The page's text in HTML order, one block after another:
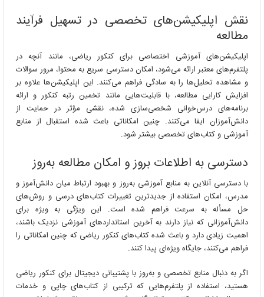
نقش اپلیکیشن‌های تخصصی در تسهیل فرآیند
مطالعه
اپلیکیشن‌های آموزشی اختصاصی برای کنکور ریاضی، مانند آنچه در
پلتفرم‌های معتبر ارائه می‌شود، امکان دسترسی سریع به محتوا، مرور سوالات
و مشاهده تحلیل‌ها را به سادگی فراهم می‌کنند. این اپلیکیشن‌ها علاوه بر
افزایش کارایی مطالعه، با قابلیت‌هایی مانند تخمین رتبه کنکور و ارائه
برنامه‌های درس‌خوانی شخصی‌سازی شده، نقشی مؤثر در حمایت از
دانش‌آموزان ایفا می‌کنند. چنین امکاناتی باعث شده استقبال از منابع
آموزشی و کتاب‌های تخصصی بیشتر شود.
دسترسی به اطلاعات بروز و امکان مطالعه به‌روز
با دسترسی آنلاین به منابع آموزشی به‌روز و بهبود ارتباط میان دانش‌آموز و
مدرس، امکان استفاده از جدیدترین تغییرات کتاب‌های درسی و روش‌های
حل مسأله به سرعت فراهم شده است. این ویژگی به ویژه برای
دانش‌آموزانی که نیاز دارند به آخرین استانداردهای آموزشی نزدیک باشند،
اهمیت زیادی دارد و باعث شده کتاب‌های کنکور ریاضی که چنین امکاناتی را
فراهم می‌کنند، جایگاه ویژه‌ای پیدا کنند.
اگر به دنبال منابع تخصصی و به‌روز با پشتیبانی دیجیتال برای کنکور ریاضی
هستید، استفاده از پلتفرم‌هایی که ترکیبی از کتاب‌های چاپی و خدمات